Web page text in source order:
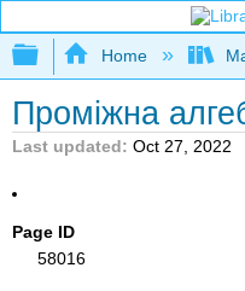
Expand/
Home
Проміжна
Last updated Oct 27, 2022
Page ID
58016